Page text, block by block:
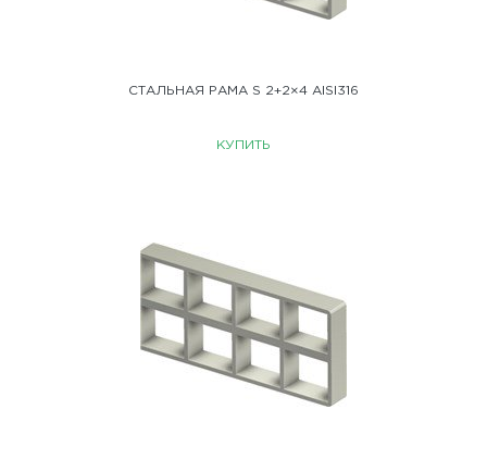
СТАЛЬНАЯ РАМА S 2+2×4 AISI316
КУПИТЬ